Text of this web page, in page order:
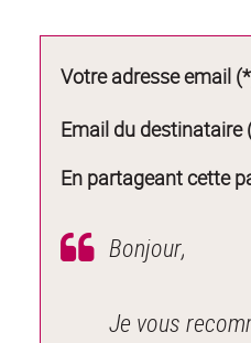
Votre adresse email
Email du destinataire
En partageant cette
Bonjour,
Je vous